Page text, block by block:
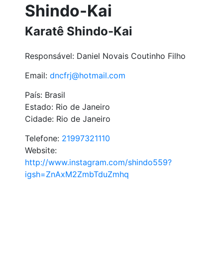
Shindo-Kai
Karatê Shindo-Kai
Responsável: Daniel Novais Coutinho Filho
Email: dncfrj@hotmail.com
País: Brasil
Estado: Rio de Janeiro
Cidade: Rio de Janeiro
Telefone: 21997321110
Website:
http://www.instagram.com/shindo559?
igsh=ZnAxM2ZmbTduZmhq